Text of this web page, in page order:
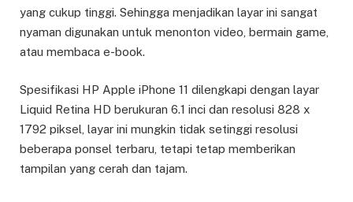
yang cukup tinggi. Sehingga menjadikan layar ini sangat
nyaman digunakan untuk menonton video, bermain game,
atau membaca e-book.
Spesifikasi HP Apple iPhone 11 dilengkapi dengan layar
Liquid Retina HD berukuran 6.1 inci dan resolusi 828 x
1792 piksel, layar ini mungkin tidak setinggi resolusi
beberapa ponsel terbaru, tetapi tetap memberikan
tampilan yang cerah dan tajam.